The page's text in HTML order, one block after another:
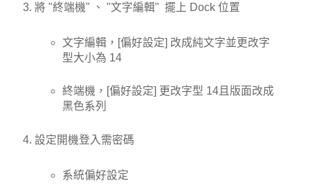
將 "終端機" 、 "文字編輯" 擺上 Dock 位置
文字編輯，[偏好設定] 改成純文字並更改字
型大小為 14
終端機，[偏好設定] 更改字型 14且版面改成
黑色系列
設定開機登入需密碼
系統偏好設定